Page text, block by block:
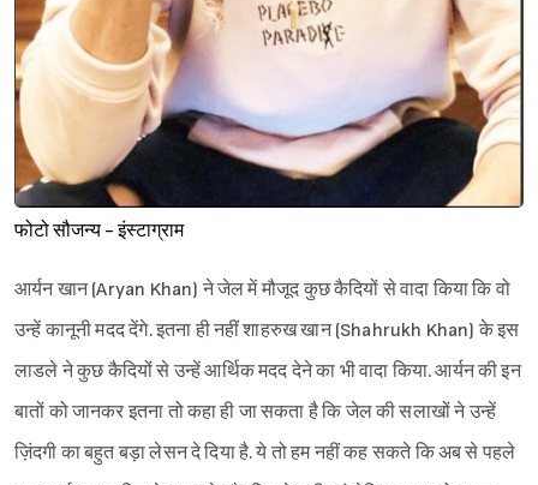
फोटो सौजन्य - इंस्टाग्राम
आर्यन खान (Aryan Khan) ने जेल में मौजूद कुछ कैदियों से वादा किया कि वो
उन्हें कानूनी मदद देंगे. इतना ही नहीं शाहरुख खान (Shahrukh Khan) के इस
लाडले ने कुछ कैदियों से उन्हें आर्थिक मदद देने का भी वादा किया. आर्यन की इन
बातों को जानकर इतना तो कहा ही जा सकता है कि जेल की सलाखों ने उन्हें
ज़िंदगी का बहुत बड़ा लेसन दे दिया है. ये तो हम नहीं कह सकते कि अब से पहले